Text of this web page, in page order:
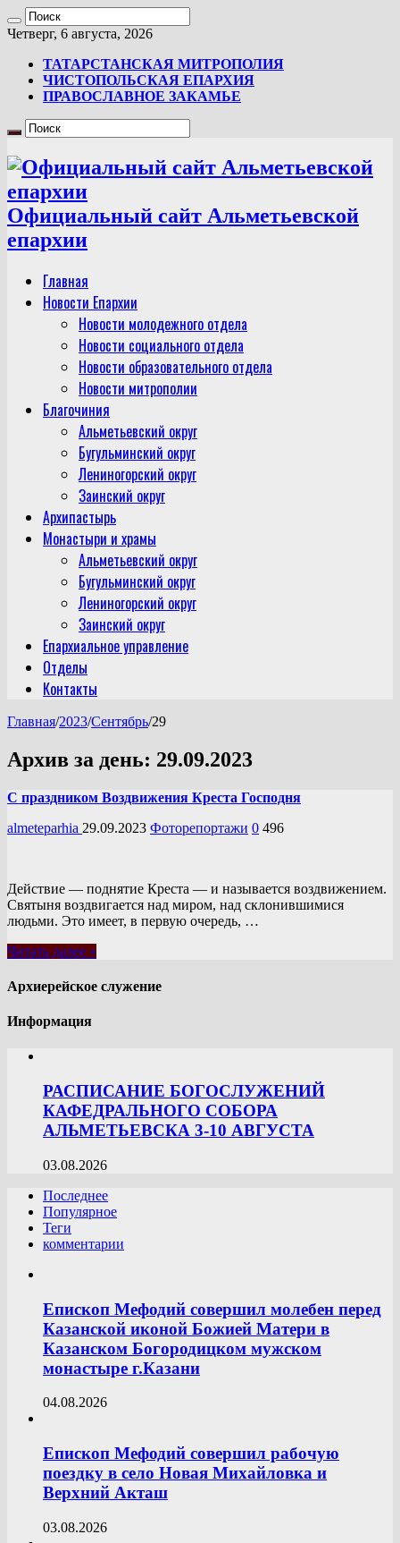
Четверг, 6 августа, 2026
ТАТАРСТАНСКАЯ МИТРОПОЛИЯ
ЧИСТОПОЛЬСКАЯ ЕПАРХИЯ
ПРАВОСЛАВНОЕ ЗАКАМЬЕ
Официальный сайт Альметьевской
епархии
Главная
Новости Епархии
Новости молодежного отдела
Новости социального отдела
Новости образовательного отдела
Новости митрополии
Благочиния
Альметьевский округ
Бугульминский округ
Лениногорский округ
Заинский округ
Архипастырь
Монастыри и храмы
Альметьевский округ
Бугульминский округ
Лениногорский округ
Заинский округ
Епархиальное управление
Отделы
Контакты
Главная/2023/Сентябрь/29
Архив за день: 29.09.2023
С праздником Воздвижения Креста Господня
almeteparhia 29.09.2023 Фоторепортажи 0 496
Действие — поднятие Креста — и называется воздвижением.
Святыня воздвигается над миром, над склонившимися
людьми. Это имеет, в первую очередь, …
Читать далее »
Архиерейское служение
Информация
РАСПИСАНИЕ БОГОСЛУЖЕНИЙ
КАФЕДРАЛЬНОГО СОБОРА
АЛЬМЕТЬЕВСКА 3-10 АВГУСТА
03.08.2026
Последнее
Популярное
Теги
комментарии
Епископ Мефодий совершил молебен перед
Казанской иконой Божией Матери в
Казанском Богородицком мужском
монастыре г.Казани
04.08.2026
Епископ Мефодий совершил рабочую
поездку в село Новая Михайловка и
Верхний Акташ
03.08.2026